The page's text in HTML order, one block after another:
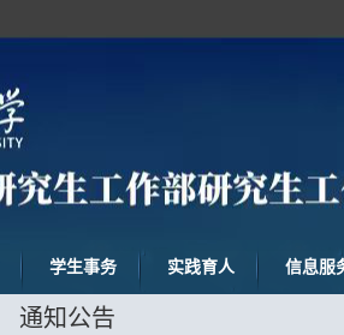
学生事务 实践育人 信息服
通知公告